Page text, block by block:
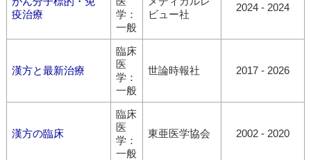
疫治療
学：
一般
ビュー社
2024 - 2024
漢方と最新治療
臨床
医
学：
一般
世論時報社 2017 - 2026
漢方の臨床
臨床
医
学：
一般
東亜医学協会 2002 - 2020